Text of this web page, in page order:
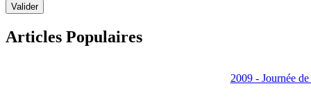
Articles Populaires
2009 - Journée